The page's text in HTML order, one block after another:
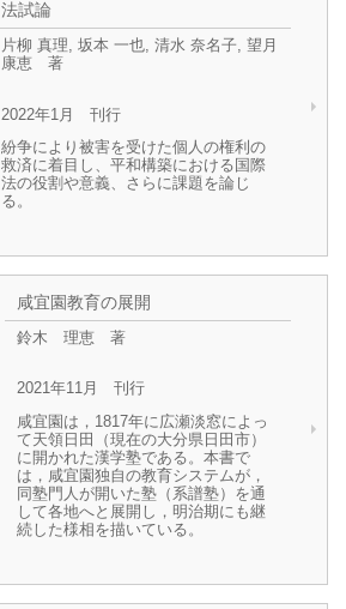
法試論
片柳 真理, 坂本 一也, 清水 奈名子, 望月
康恵 著
2022年1月 刊行
紛争により被害を受けた個人の権利の
救済に着目し、平和構築における国際
法の役割や意義、さらに課題を論じ
る。
咸宜園教育の展開
鈴木 理恵 著
2021年11月 刊行
咸宜園は，1817年に広瀬淡窓によっ
て天領日田（現在の大分県日田市）
に開かれた漢学塾である。本書で
は，咸宜園独自の教育システムが，
同塾門人が開いた塾（系譜塾）を通
して各地へと展開し，明治期にも継
続した様相を描いている。